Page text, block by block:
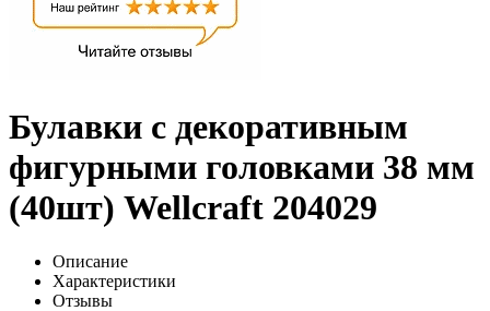
Булавки с декоративным
фигурными головками 38 мм
(40шт) Wellcraft 204029
Описание
Характеристики
Отзывы